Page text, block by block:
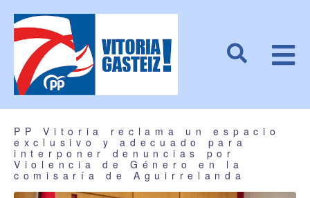
PP Vitoria reclama un espacio
exclusivo y adecuado para
interponer denuncias por
Violencia de Género en la
comisaría de Aguirrelanda